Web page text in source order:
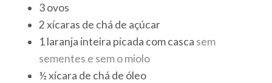
3ovos
2 xícaras de chá de açúcar
1laranja inteira picada com casca sem
sementes e sem o miolo
½ xícara de chá de óleo